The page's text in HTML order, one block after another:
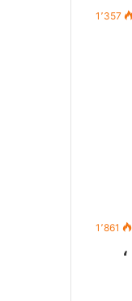
1٬357
1٬861
المنشور رقم 01، مؤرخ في 22 محرم عام 1448 الموافق لـ 07 جويلية 2026 ،